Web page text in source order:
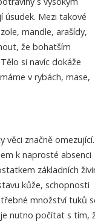
Mezi takové
mandle, arašídy,
že bohatším
si navíc dokáže
v rybách, mase,
značně omezující.
k naprosté absenci
základních
kůže, schopnosti
množství tuků
nutno počítat s tím,